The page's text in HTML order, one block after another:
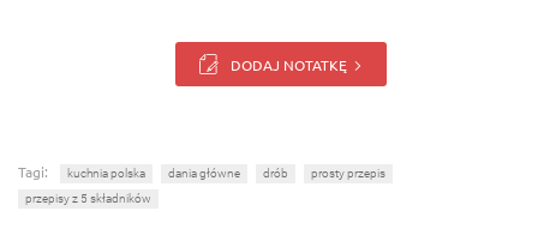
DODAJ NOTATKĘ
Tagi: kuchnia polska dania główne drób
prosty przepis
przepisy z 5 składników